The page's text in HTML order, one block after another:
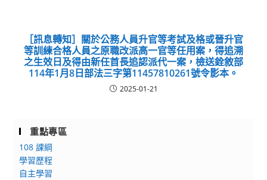
［訊息轉知］關於公務人員升官等考試及格或晉升官
等訓練合格人員之原職改派高一官等任用案，得追溯
之生效日及得由新任首長追認派代一案，檢送銓敘部
114年1月8日部法三字第11457810261號令影本。
2025-01-21
重點專區
108 課綱
學習歷程
自主學習